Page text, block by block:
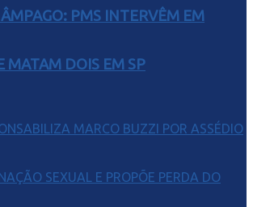
PMS INTERVÊM EM
MATAM DOIS EM SP